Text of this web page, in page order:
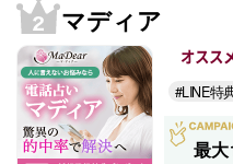
マディア
オスス
#LINE特
最